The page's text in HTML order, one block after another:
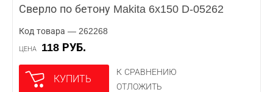
Сверло по бетону Makita 6x150 D-05262
Код товара — 262268
ЦЕНА 118 РУБ.
КУПИТЬ
К СРАВНЕНИЮ
ОТЛОЖИТЬ